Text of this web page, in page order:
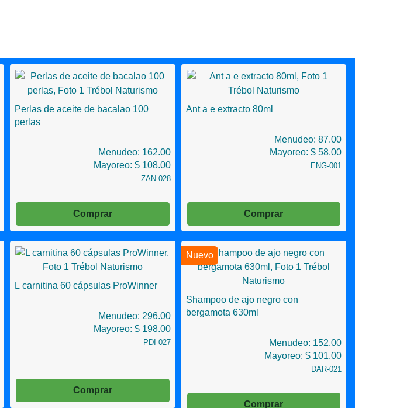
Perlas de aceite de bacalao 100
perlas
Menudeo: 162.00
Mayoreo: $ 108.00
ZAN-028
Comprar
Ant a e extracto 80ml
Menudeo: 87.00
Mayoreo: $ 58.00
ENG-001
Comprar
L carnitina 60 cápsulas ProWinner
Menudeo: 296.00
Mayoreo: $ 198.00
PDI-027
Comprar
Nuevo
Shampoo de ajo negro con
bergamota 630ml
Menudeo: 152.00
Mayoreo: $ 101.00
DAR-021
Comprar